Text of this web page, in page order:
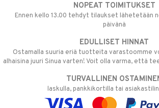
NOPEAT TOIMITUKSET
Ennen kello 13.00 tehdyt tilaukset lähetetään
päivänä
EDULLISET HINNAT
Ostamalla suuria eriä tuotteita varastoomme
alhaisina juuri Sinua varten! Voit olla varma, että
TURVALLINEN
laskulla, pankkikortilla tai